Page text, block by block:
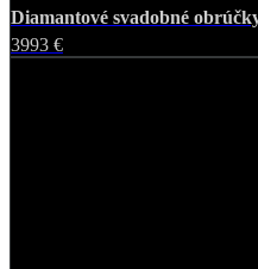
Diamantové svadobné
3993 €